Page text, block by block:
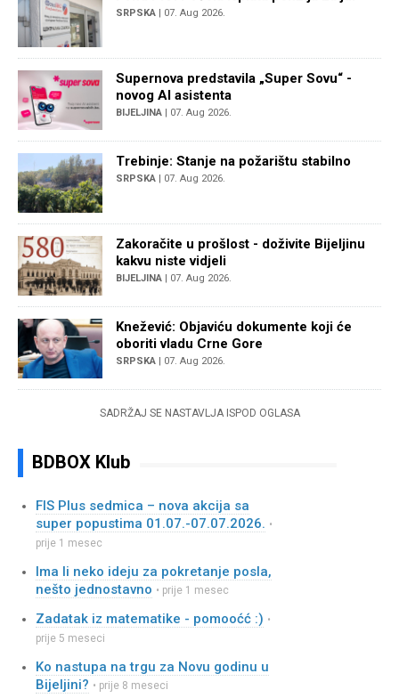
SRPSKA | 07. Aug 2026.
Supernova predstavila „Super Sovu“ -
novog AI asistenta
BIJELJINA | 07. Aug 2026.
Trebinje: Stanje na požarištu stabilno
SRPSKA | 07. Aug 2026.
Zakoračite u prošlost - doživite Bijeljinu
kakvu niste vidjeli
BIJELJINA | 07. Aug 2026.
Knežević: Objaviću dokumente koji će
oboriti vladu Crne Gore
SRPSKA | 07. Aug 2026.
SADRŽAJ SE NASTAVLJA ISPOD OGLASA
BDBOX Klub
FIS Plus sedmica – nova akcija sa
super popustima 01.07.-07.07.2026. •
prije 1 mesec
Ima li neko ideju za pokretanje posla,
nešto jednostavno • prije 1 mesec
Zadatak iz matematike - pomooćć :) •
prije 5 meseci
Ko nastupa na trgu za Novu godinu u
Bijeljini? • prije 8 meseci